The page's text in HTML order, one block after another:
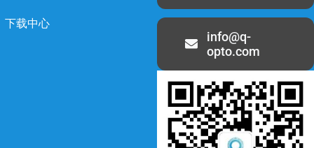
下载中心
info@q-
opto.com